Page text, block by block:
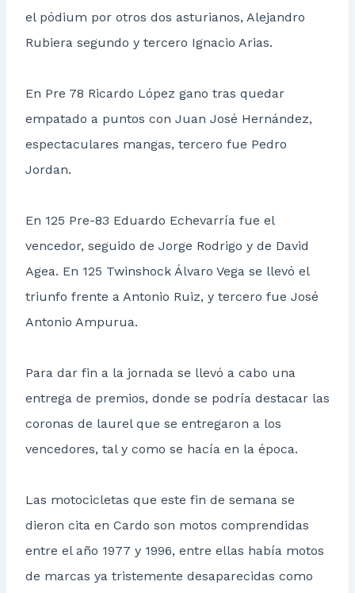
el pódium por otros dos asturianos, Alejandro
Rubiera segundo y tercero Ignacio Arias.
En Pre 78 Ricardo López gano tras quedar
empatado a puntos con Juan José Hernández,
espectaculares mangas, tercero fue Pedro
Jordan.
En 125 Pre-83 Eduardo Echevarría fue el
vencedor, seguido de Jorge Rodrigo y de David
Agea. En 125 Twinshock Álvaro Vega se llevó el
triunfo frente a Antonio Ruiz, y tercero fue José
Antonio Ampurua.
Para dar fin a la jornada se llevó a cabo una
entrega de premios, donde se podría destacar las
coronas de laurel que se entregaron a los
vencedores, tal y como se hacía en la época.
Las motocicletas que este fin de semana se
dieron cita en Cardo son motos comprendidas
entre el año 1977 y 1996, entre ellas había motos
de marcas ya tristemente desaparecidas como